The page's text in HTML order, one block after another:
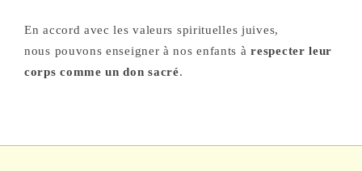
En accord avec les valeurs spirituelles juives,
nous pouvons enseigner à nos enfants àrespecter leur
corps comme un don sacré.